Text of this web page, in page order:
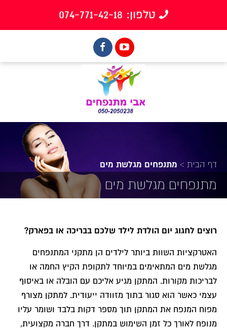
טלפון: 074-771-42-18
דף הבית > מתנפחים מגלשת מים
מתנפחים מגלשת מים
רוצים לחגוג יום הולדת לילד שלכם בבריכה או בפארק?
האטרקציות השוות ביותר לילדים הן מתקני המתנפחים
מגלשת מים המתאימים במיוחד לתקופת הקיץ החמה או
לבריכות מקורות. המתקן מגיע אליכם עם הובלה או באיסוף
עצמי כאשר הוא סגור בתוך מזוודה ייעודית. למתקן מצורף
מפוח המנפח את המתקן תוך מספר דקות בלבד ושומר עליו
מנופח לאורך כל זמן השימוש במתקן. דרך חברה מקצועית,